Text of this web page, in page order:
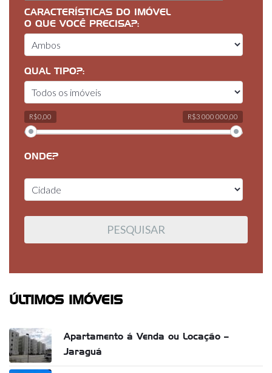
CARACTERÍSTICAS DO IMÓVEL
O QUE VOCÊ PRECISA?:
QUAL TIPO?:
R$0,00 R$3 000 000,00
ONDE?
ÚLTIMOS IMÓVEIS
Apartamento á Venda ou Locação –
Jaraguá